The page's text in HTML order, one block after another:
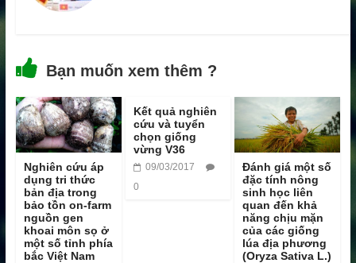
Bạn muốn xem thêm ?
Nghiên cứu áp
dụng tri thức
bản địa trong
bảo tồn on-farm
nguồn gen
khoai môn sọ ở
một số tỉnh phía
bắc Việt Nam
Kết quả nghiên
cứu và tuyển
chọn giống
vừng V36
09/03/2017
0
Đánh giá một số
đặc tính nông
sinh học liên
quan đến khả
năng chịu mặn
của các giống
lúa địa phương
(Oryza Sativa L.)